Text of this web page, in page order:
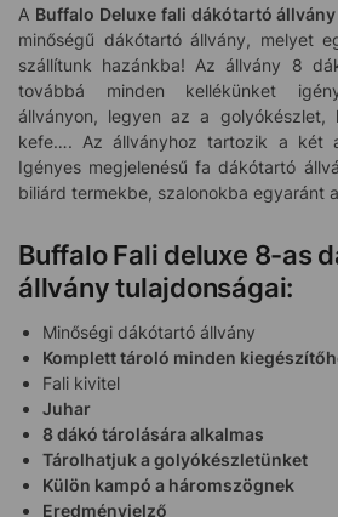
A Buffalo Deluxe fali dákótartó
minőségű dákótartó állvány, melyet
szállítunk hazánkba! Az állvány 8
továbbá minden kellékünket
állványon, legyen az a golyókészlet,
kefe…. Az állványhoz tartozik a két
Igényes megjelenésű fa dákótartó
biliárd termekbe, szalonokba egyaránt
Buffalo Fali deluxe 8-as
állvány tulajdonságai:
Minőségi dákótartó állvány
Komplett tároló minden
Fali kivitel
Juhar
8 dákó tárolására alkalmas
Tárolhatjuk a golyókészletünket
Külön kampó a háromszögnek
Eredményjelző